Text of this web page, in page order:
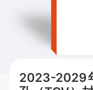
2023-2029